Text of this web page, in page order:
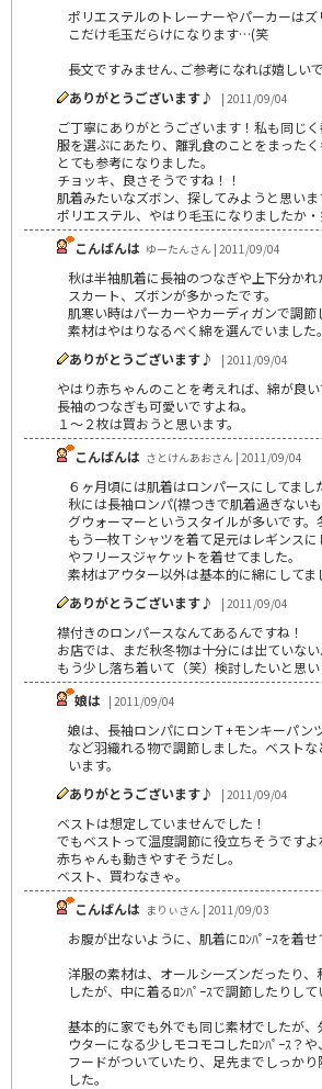
ポリエステルのトレーナーやパーカーは
こだけ毛玉だらけになります…(笑
長文ですみません､ご参考になれば嬉しい
ありがとうございます♪
| 2011/09/04
ご丁寧にありがとうございます！私も同じく
服を選ぶにあたり、離乳食のことをまったく
とても参考になりました。
チョッキ、良さそうですね！！
肌着みたいなズボン、探してみようと思いま
ポリエステル、やはり毛玉になりましたか
こんばんは ゆーたんさん | 2011/09/04
秋は半袖肌着に長袖のつなぎや上下分か
スカート、ズボンが多かったです。
肌寒い時はパーカーやカーディガンで調節
素材はやはりなるべく綿を選んでいました。
ありがとうございます♪
| 2011/09/04
やはり赤ちゃんのことを考えれば、綿が良い
長袖のつなぎも可愛いですよね。
１～２枚は買おうと思います。
こんばんは さとけんあおさん | 2011/09/04
６ヶ月頃には肌着はロンパースにしてまし
秋には長袖ロンパ(襟つきで肌着過ぎない
グウォーマーというスタイルが多いです。
もう一枚Ｔシャツを着て足元はレギンスに
やフリースジャケットを着せてました。
素材はアウター以外は基本的に綿にしてま
ありがとうございます♪
| 2011/09/04
襟付きのロンパースなんてあるんですね！
お店では、まだ秋冬物は十分には出ていない
もう少し落ち着いて（笑）検討したいと思い
娘は | 2011/09/04
娘は、長袖ロンパにロンＴ+モンキーパン
など羽織れる物で調節しました。ベスト
います。
ありがとうございます♪
| 2011/09/04
ベストは想定していませんでした！
でもベストって温度調節に役立ちそうですよ
赤ちゃんも動きやすそうだし。
ベスト、買わなきゃ。
こんばんは まりぃさん | 2011/09/03
お腹が出ないように、肌着にﾛﾝﾊﾟｰｽを着せ
洋服の素材は、オールシーズンだったり
したが、中に着るﾛﾝﾊﾟｰｽで調節したりして
基本的に家でも外でも同じ素材でしたが
ウターになる少しモコモコしたﾛﾝﾊﾟｰｽ？
フードがついていたり、足先までしっか
した。